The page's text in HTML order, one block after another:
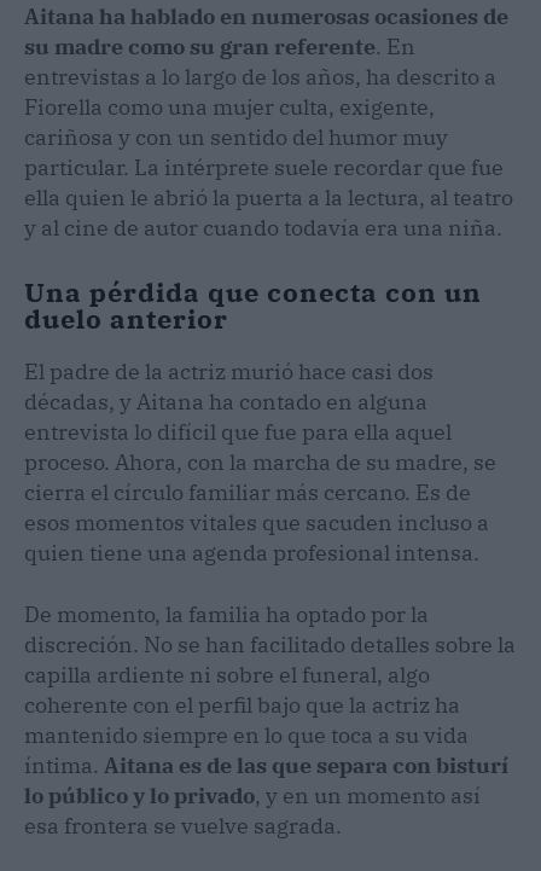
Aitana ha hablado en numerosas ocasiones de
su madre como su gran referente. En
entrevistas a lo largo de los años, ha descrito a
Fiorella como una mujer culta, exigente,
cariñosa y con un sentido del humor muy
particular. La intérprete suele recordar que fue
ella quien le abrió la puerta a la lectura, al teatro
y al cine de autor cuando todavía era una niña.
Una pérdida que conecta con un
duelo anterior
El padre de la actriz murió hace casi dos
décadas, y Aitana ha contado en alguna
entrevista lo difícil que fue para ella aquel
proceso. Ahora, con la marcha de su madre, se
cierra el círculo familiar más cercano. Es de
esos momentos vitales que sacuden incluso a
quien tiene una agenda profesional intensa.
De momento, la familia ha optado por la
discreción. No se han facilitado detalles sobre la
capilla ardiente ni sobre el funeral, algo
coherente con el perfil bajo que la actriz ha
mantenido siempre en lo que toca a su vida
íntima. Aitana es de las que separa con bisturí
lo público y lo privado, y en un momento así
esa frontera se vuelve sagrada.